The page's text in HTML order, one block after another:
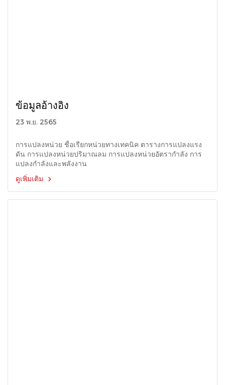
ข้อมูลอ้างอิง
23 พ.ย. 2565
การแปลงหน่วย ชื่อเรียกหน่วยทางเทคนิค ตารางการแปลงแรง
ดัน การแปลงหน่วยปริมาณลม การแปลงหน่วยอัตรากำลัง การ
แปลงกำลังและพลังงาน
ดูเพิ่มเติม